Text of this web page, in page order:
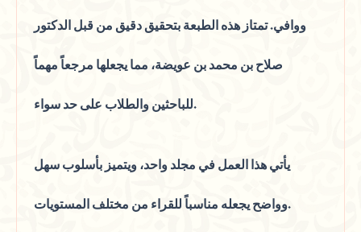
ووافي. تمتاز هذه الطبعة بتحقيق دقيق من قبل الدكتور
صلاح بن محمد بن عويضة، مما يجعلها مرجعاً مهماً
للباحثين والطلاب على حد سواء.
يأتي هذا العمل في مجلد واحد، ويتميز بأسلوب سهل
وواضح يجعله مناسباً للقراء من مختلف المستويات.